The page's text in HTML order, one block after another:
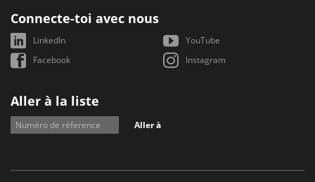
Connecte-toi avec nous
LinkedIn
YouTube
Facebook
Instagram
Aller à la liste
Aller à